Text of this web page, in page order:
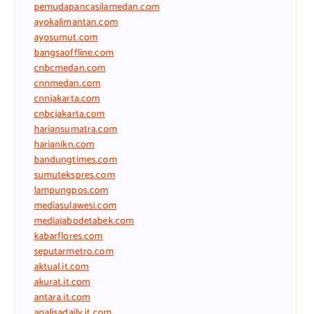
pemudapancasilamedan.com
ayokalimantan.com
ayosumut.com
bangsaoffline.com
cnbcmedan.com
cnnmedan.com
cnnjakarta.com
cnbcjakarta.com
hariansumatra.com
harianikn.com
bandungtimes.com
sumutekspres.com
lampungpos.com
mediasulawesi.com
mediajabodetabek.com
kabarflores.com
seputarmetro.com
aktual.it.com
akurat.it.com
antara.it.com